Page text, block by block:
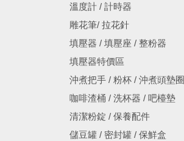
溫度計 / 計時器
雕花筆/ 拉花針
填壓器 / 填壓座 / 整粉器
填壓器特價區
沖煮把手 / 粉杯 / 沖煮頭墊圈
咖啡渣桶 / 洗杯器 / 吧檯墊
清潔粉錠 / 保養配件
儲豆罐 / 密封罐 / 保鮮盒